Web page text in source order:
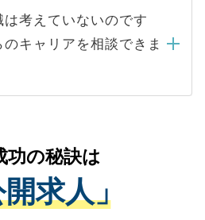
求める条件に合った人材の
社に依頼するケースが増え
キャリアパートナーが行い
さい。当サイトからの登録
ご登録者様の個人情報は、
アアップおよび転職活動の
用いたします。お預かりし
人データはご本人の許可
取り扱いについての厳密な
した事業者のみに付与され
ーマークを取得済みです。
は考えていないのです
キャリアを相談できま
在の医療機関の状況や紹介
がら、適切なアドバイスを
ます。すぐにご転職をされ
期的なサポートが可能です
功の秘訣は
開求人」